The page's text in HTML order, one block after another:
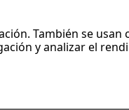
También se
y analizar el